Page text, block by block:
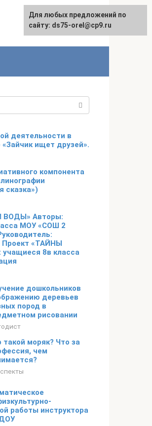
деятельности в
«Зайчик ищет друзей».
компонента
сказка»)
ВОДЫ» Авторы:
МОУ «СОШ 2
Проект «ТАЙНЫ
8в класса
дошкольников
деревьев
пород в
рисовании
такой моряк? Что за
чем
работы инструктора
Для любых предложений по
сайту: ds75-orel@cp9.ru